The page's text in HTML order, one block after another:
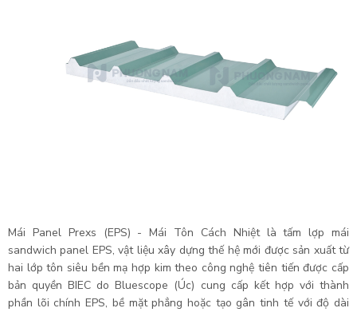
Mái Panel Prexs (EPS) - Mái Tôn Cách Nhiệt là tấm lợp mái
sandwich panel EPS, vật liệu xây dựng thế hệ mới được sản xuất từ
hai lớp tôn siêu bền mạ hợp kim theo công nghệ tiên tiến được cấp
bản quyền BIEC do Bluescope (Úc) cung cấp kết hợp với thành
phần lõi chính EPS, bề mặt phẳng hoặc tạo gân tinh tế với độ dài